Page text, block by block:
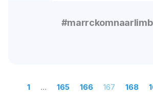
1 … 165 166 167 168